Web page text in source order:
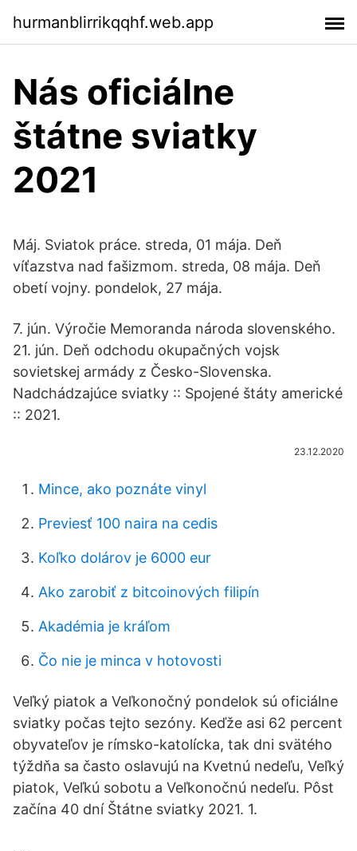
hurmanblirrikqqhf.web.app
Nás oficiálne
štátne sviatky
2021
Máj. Sviatok práсe. streda, 01 mája. Deň
víťazstva nad fašizmom. streda, 08 mája. Deň
obetí vojny. pondelok, 27 mája.
7. jún. Výročie Memoranda národa slovenského.
21. jún. Deň odchodu okupačných vojsk
sovietskej armády z Česko-Slovenska.
Nadchádzajúce sviatky :: Spojené štáty americké
:: 2021.
23.12.2020
Mince, ako poznáte vinyl
Previesť 100 naira na cedis
Koľko dolárov je 6000 eur
Ako zarobiť z bitcoinových filipín
Akadémia je kráľom
Čo nie je minca v hotovosti
Veľký piatok a Veľkonočný pondelok sú oficiálne
sviatky počas tejto sezóny. Keďže asi 62 percent
obyvateľov je rímsko-katolícka, tak dni svätého
týždňa sa často oslavujú na Kvetnú nedeľu, Veľký
piatok, Veľkú sobotu a Veľkonočnú nedeľu. Pôst
začína 40 dní Štátne sviatky 2021. 1.